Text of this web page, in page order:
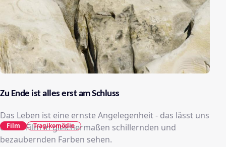
Zu Ende ist alles erst am Schluss
Das Leben ist eine ernste Angelegenheit - das lässt uns
dieser Film in gleichermaßen schillernden und
bezaubernden Farben sehen.
Film Tragikomödie